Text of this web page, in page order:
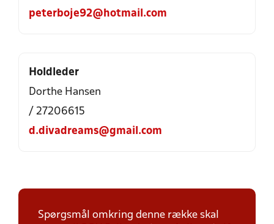
peterboje92@hotmail.com
Holdleder
Dorthe Hansen
/ 27206615
d.divadreams@gmail.com
Spørgsmål omkring denne række skal